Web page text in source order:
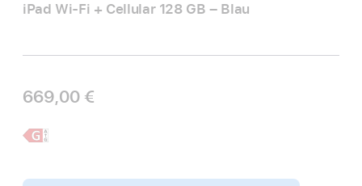
iPad Wi‑Fi + Cellular 128 GB – Blau
669,00 €
Weitere